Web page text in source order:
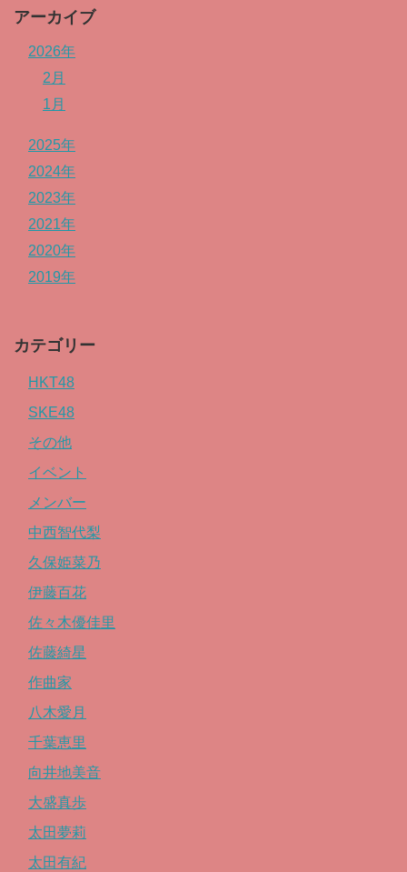
アーカイブ
2026年
2月
1月
2025年
2024年
2023年
2021年
2020年
2019年
カテゴリー
HKT48
SKE48
その他
イベント
メンバー
中西智代梨
久保姫菜乃
伊藤百花
佐々木優佳里
佐藤綺星
作曲家
八木愛月
千葉恵里
向井地美音
大盛真歩
太田夢莉
太田有紀